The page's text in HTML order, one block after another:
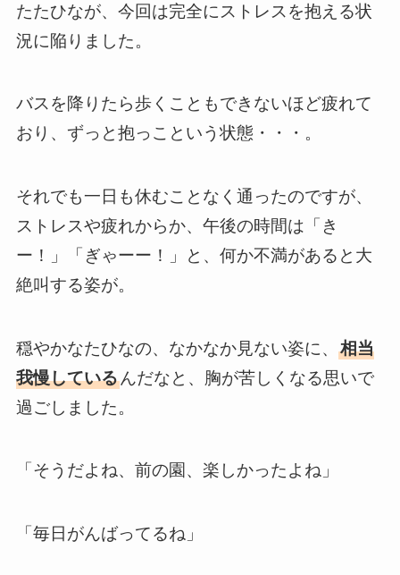
たたひなが、今回は完全にストレスを抱える状
況に陥りました。
バスを降りたら歩くこともできないほど疲れて
おり、ずっと抱っこという状態・・・。
それでも一日も休むことなく通ったのですが、
ストレスや疲れからか、午後の時間は「き
ー！」「ぎゃーー！」と、何か不満があると大
絶叫する姿が。
穏やかなたひなの、なかなか見ない姿に、 相当
我慢しているんだなと、胸が苦しくなる思いで
過ごしました。
「そうだよね、前の園、楽しかったよね」
「毎日がんばってるね」